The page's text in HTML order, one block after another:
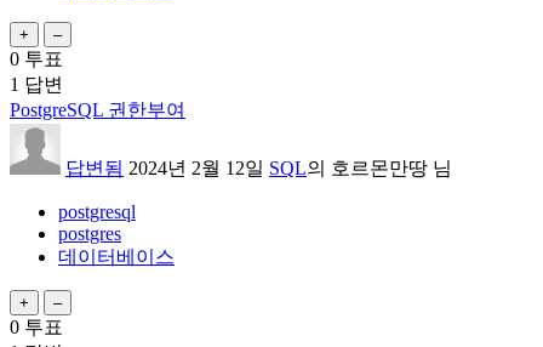
0 투표
1 답변
PostgreSQL 권한부여
답변됨 2024년 2월 12일 SQL의 호르몬만땅 님
postgresql
postgres
데이터베이스
0 투표